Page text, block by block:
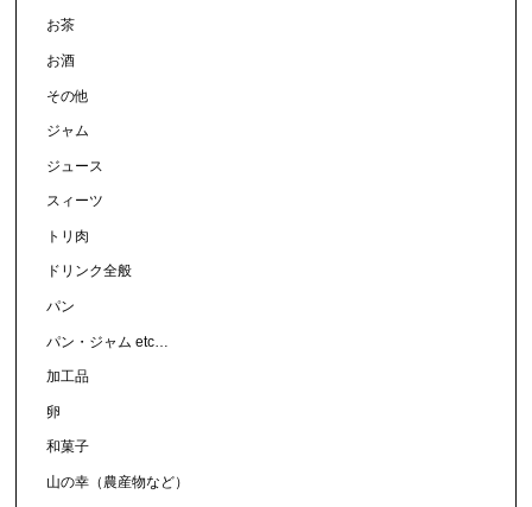
お茶
お酒
その他
ジャム
ジュース
スィーツ
トリ肉
ドリンク全般
パン
パン・ジャム etc…
加工品
卵
和菓子
山の幸（農産物など）